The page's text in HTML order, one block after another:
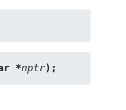
*nptr);